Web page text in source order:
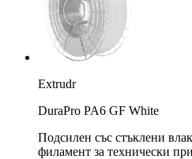
Extrudr
DuraPro PA6 GF White
Подсилен със стъклени
филамент за технически